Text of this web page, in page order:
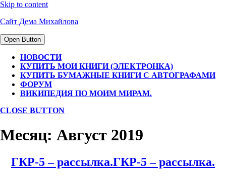
Skip to content
Сайт Дема Михайлова
Open Button
НОВОСТИ
КУПИТЬ МОИ КНИГИ (ЭЛЕКТРОНКА)
КУПИТЬ БУМАЖНЫЕ КНИГИ С АВТОГРАФАМИ
ФОРУМ
ВИКИПЕДИЯ ПО МОИМ МИРАМ.
CLOSE BUTTON
Месяц: Август 2019
ГКР-5 – рассылка.ГКР-5 – рассылка.